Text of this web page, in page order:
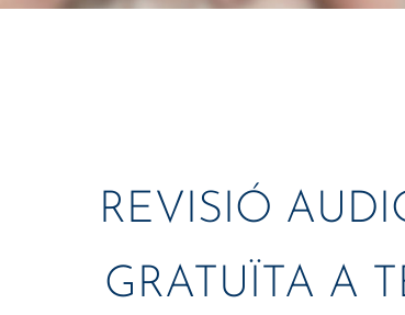
REVISIÓ
GRATUÏTA A